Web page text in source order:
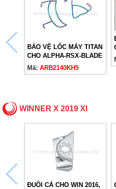
BẢO VỆ LỐC MÁY TITAN
CHO ALPHA-RSX-BLADE
Mã: ARB2140KH5
WINNER X 2019 XI
ĐUÔI CÁ CHO WIN 2016,